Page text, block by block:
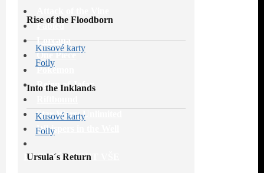
Fabled
Lorcana
One Piece
Pokémon
Reign of Jafar
Star Wars: Unlimited
Whispers in the Well
PROHLÉDNOUT VŠE
Rise of the Floodborn
Kusové karty
Foily
Into the Inklands
Kusové karty
Foily
Ursula´s Return